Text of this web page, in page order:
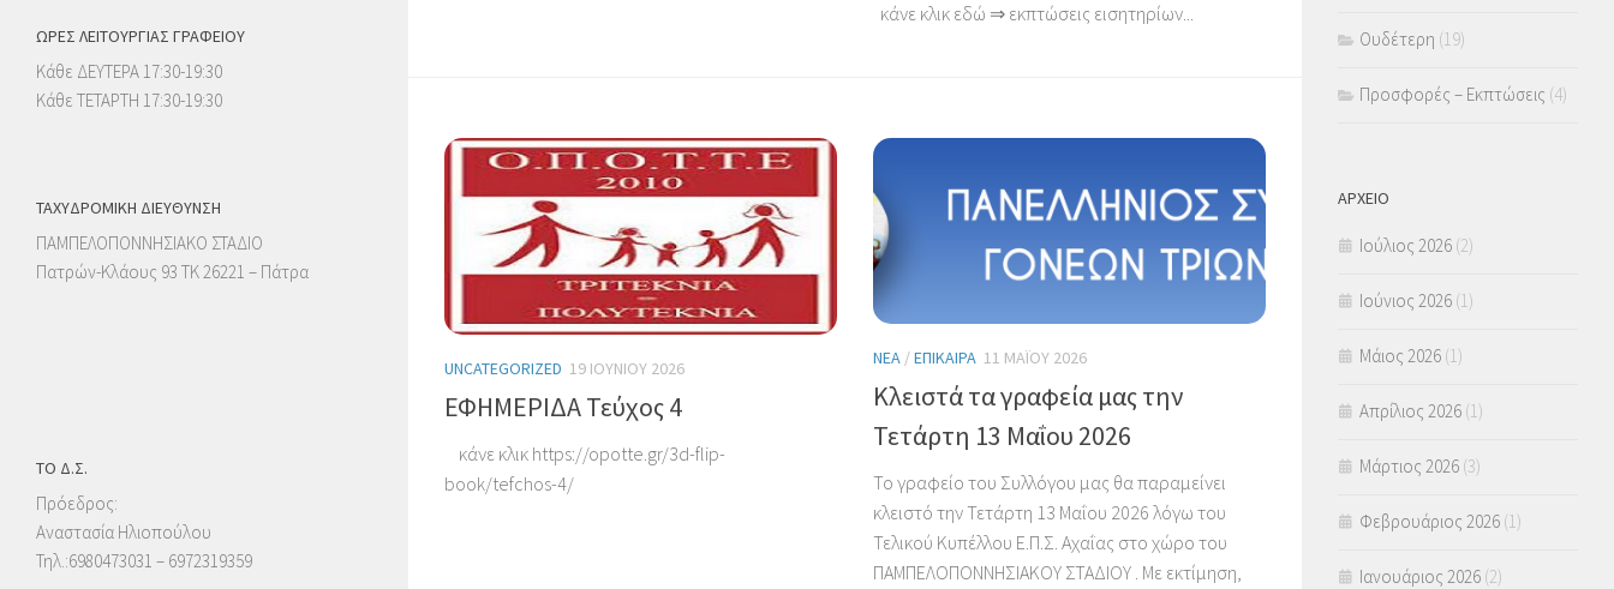
κάνε κλικ εδώ ⇒ εκπτώσεις εισητηρίων...
UNCATEGORIZED 19 ΙΟΥΝΊΟΥ 2026
ΕΦΗΜΕΡΙΔΑ Τεύχος 4
κάνε κλικ https://opotte.gr/3d-flip-
book/tefchos-4/
ΝΈΑ /ΕΠΊΚΑΙΡΑ 11 ΜΑΪ́ΟΥ 2026
Κλειστά τα γραφεία μας την
Τετάρτη 13 Μαΐου 2026
Το γραφείο του Συλλόγου μας θα παραμείνει
κλειστό την Τετάρτη 13 Μαΐου 2026 λόγω του
Τελικού Κυπέλλου Ε.Π.Σ. Αχαΐας στο χώρο του
ΠΑΜΠΕΛΟΠΟΝΝΗΣΙΑΚΟΥ ΣΤΑΔΙΟΥ . Με εκτίμηση,
ΩΡΕΣ ΛΕΙΤΟΥΡΓΙΑΣ ΓΡΑΦΕΙΟΥ
Κάθε ΔΕΥΤΕΡΑ 17:30-19:30
Κάθε ΤΕΤΑΡΤΗ 17:30-19:30
ΤΑΧΥΔΡΟΜΙΚΉ ΔΙΕΎΘΥΝΣΗ
ΠΑΜΠΕΛΟΠΟΝΝΗΣΙΑΚΟ ΣΤΑΔΙΟ
Πατρών-Κλάους 93 ΤΚ 26221 – Πάτρα
ΤΟ Δ.Σ.
Πρόεδρος:
Αναστασία Ηλιοπούλου
Τηλ.:6980473031 – 6972319359
Ουδέτερη (19)
Προσφορές – Εκπτώσεις (4)
ΑΡΧΕΙΟ
Ιούλιος 2026 (2)
Ιούνιος 2026 (1)
Μάιος 2026 (1)
Απρίλιος 2026 (1)
Μάρτιος 2026 (3)
Φεβρουάριος 2026 (1)
Ιανουάριος 2026 (2)